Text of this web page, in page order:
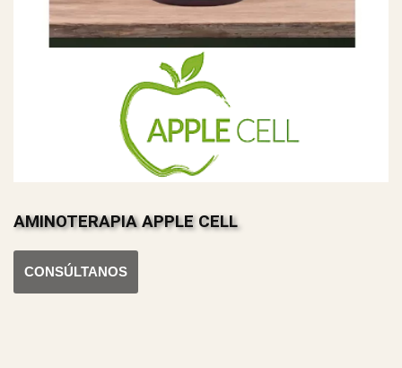
AMINOTERAPIA APPLE CELL
CONSÚLTANOS